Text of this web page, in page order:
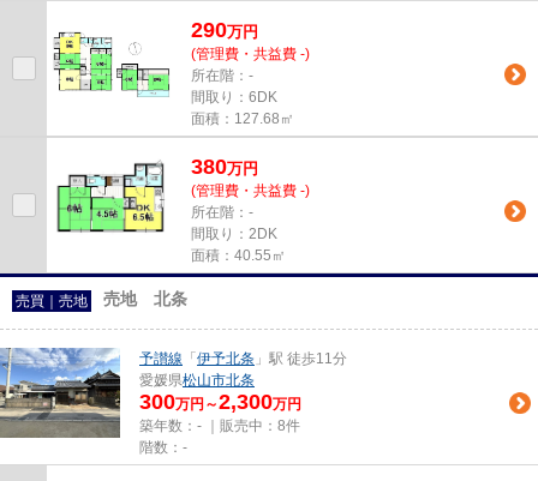
290万円
(管理費・共益費 -)
所在階：-
間取り：6DK
面積：127.68㎡
380万円
(管理費・共益費 -)
所在階：-
間取り：2DK
面積：40.55㎡
売買｜売地 売地 北条
予讃線 「 伊予北条 」駅 徒歩11分
愛媛県松山市北条
300万円～2,300万円
築年数：- ｜販売中： 8件
階数：-